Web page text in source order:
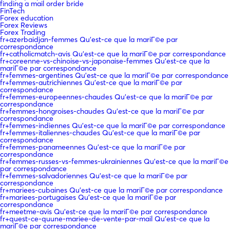
finding a mail order bride
FinTech
Forex education
Forex Reviews
Forex Trading
fr+azerbaidjan-femmes Qu'est-ce que la mariГ©e par
correspondance
fr+catholicmatch-avis Qu'est-ce que la mariГ©e par correspondance
fr+coreenne-vs-chinoise-vs-japonaise-femmes Qu'est-ce que la
mariГ©e par correspondance
fr+femmes-argentines Qu'est-ce que la mariГ©e par correspondance
fr+femmes-autrichiennes Qu'est-ce que la mariГ©e par
correspondance
fr+femmes-europeennes-chaudes Qu'est-ce que la mariГ©e par
correspondance
fr+femmes-hongroises-chaudes Qu'est-ce que la mariГ©e par
correspondance
fr+femmes-indiennes Qu'est-ce que la mariГ©e par correspondance
fr+femmes-italiennes-chaudes Qu'est-ce que la mariГ©e par
correspondance
fr+femmes-panameennes Qu'est-ce que la mariГ©e par
correspondance
fr+femmes-russes-vs-femmes-ukrainiennes Qu'est-ce que la mariГ©e
par correspondance
fr+femmes-salvadoriennes Qu'est-ce que la mariГ©e par
correspondance
fr+mariees-cubaines Qu'est-ce que la mariГ©e par correspondance
fr+mariees-portugaises Qu'est-ce que la mariГ©e par
correspondance
fr+meetme-avis Qu'est-ce que la mariГ©e par correspondance
fr+quest-ce-quune-mariee-de-vente-par-mail Qu'est-ce que la
mariГ©e par correspondance